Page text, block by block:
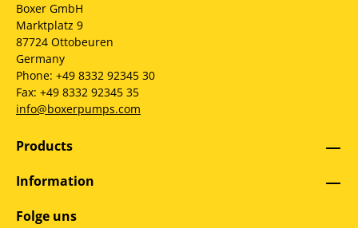
Boxer GmbH
Marktplatz 9
87724 Ottobeuren
Germany
Phone: +49 8332 92345 30
Fax: +49 8332 92345 35
info@boxerpumps.com
Products
Information
Folge uns